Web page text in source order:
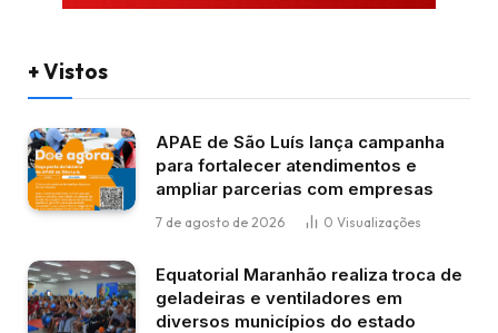
+ Vistos
APAE de São Luís lança campanha
para fortalecer atendimentos e
ampliar parcerias com empresas
7 de agosto de 2026 0 Visualizações
Equatorial Maranhão realiza troca de
geladeiras e ventiladores em
diversos municípios do estado